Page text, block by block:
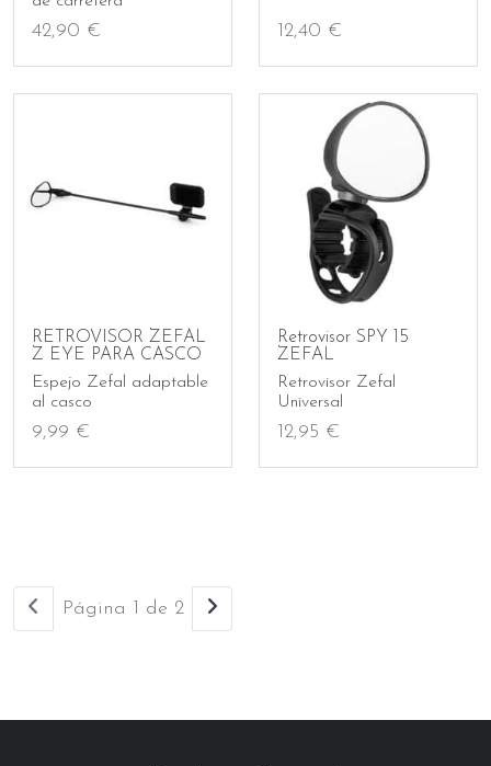
42,90 € 12,40 €
RETROVISOR ZEFAL
Z EYE PARA CASCO
Espejo Zefal adaptable
al casco
9,99 €
Retrovisor SPY 15
ZEFAL
Retrovisor Zefal
Universal
12,95 €
Página 1 de 2